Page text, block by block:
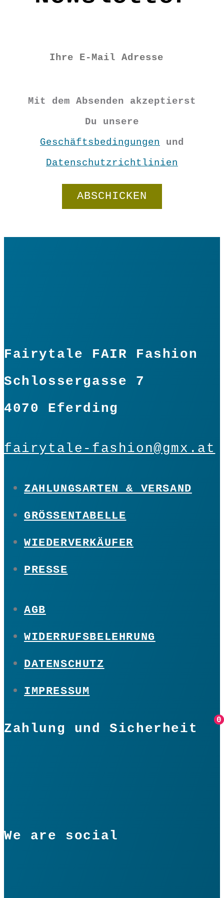
0
0
Mit dem Absenden akzeptierst
Du unsere
Geschäftsbedingungen und
Datenschutzrichtlinien
Fairytale FAIR Fashion
Schlossergasse 7
4070 Eferding
fairytale-fashion@gmx.at
ZAHLUNGSARTEN & VERSAND
GRÖSSENTABELLE
WIEDERVERKÄUFER
PRESSE
AGB
WIDERRUFSBELEHRUNG
DATENSCHUTZ
IMPRESSUM
Zahlung und Sicherheit
We are social